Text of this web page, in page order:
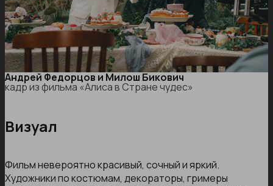
Андрей Федорцов и Милош Бикович
кадр из фильма «Алиса в Стране чудес»
Визуал
Фильм невероятно красивый, сочный и яркий.
Художники по костюмам, декораторы, гримеры